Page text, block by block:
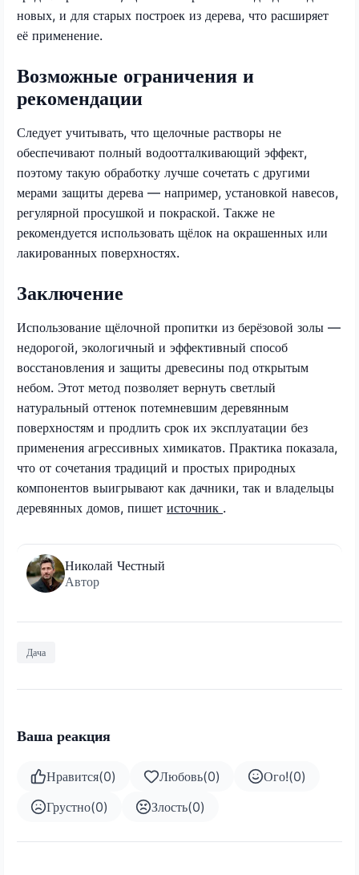
новых, и для старых построек из дерева, что расширяет
её применение.
Возможные ограничения и
рекомендации
Следует учитывать, что щелочные растворы не
обеспечивают полный водоотталкивающий эффект,
поэтому такую обработку лучше сочетать с другими
мерами защиты дерева — например, установкой навесов,
регулярной просушкой и покраской. Также не
рекомендуется использовать щёлок на окрашенных или
лакированных поверхностях.
Заключение
Использование щёлочной пропитки из берёзовой золы —
недорогой, экологичный и эффективный способ
восстановления и защиты древесины под открытым
небом. Этот метод позволяет вернуть светлый
натуральный оттенок потемневшим деревянным
поверхностям и продлить срок их эксплуатации без
применения агрессивных химикатов. Практика показала,
что от сочетания традиций и простых природных
компонентов выигрывают как дачники, так и владельцы
деревянных домов, пишет источник .
Николай Честный
Автор
Дача
Ваша реакция
Нравится(0) Любовь(0) Ого!(0)
Грустно(0) Злость(0)